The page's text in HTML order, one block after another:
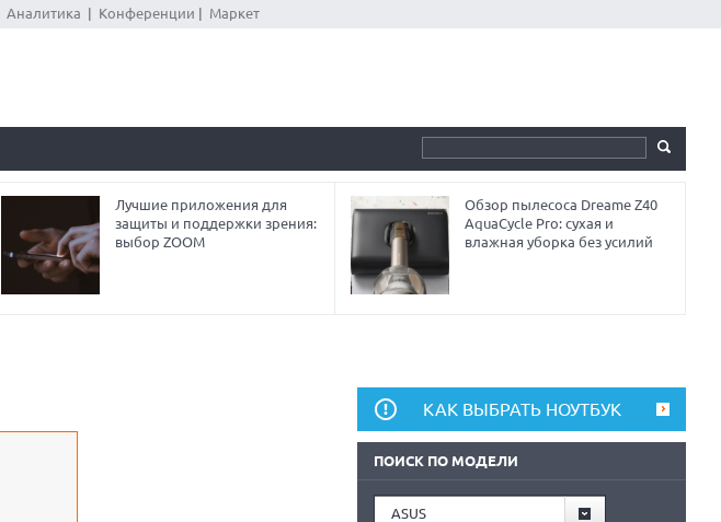
Аналитика Конференции Маркет
Лучшие приложения для
защиты и поддержки зрения:
выбор ZOOM
Обзор пылесоса Dreame Z40
AquaCycle Pro: сухая и
влажная уборка без усилий
КАК ВЫБРАТЬ НОУТБУК
ПОИСК ПО МОДЕЛИ
ASUS